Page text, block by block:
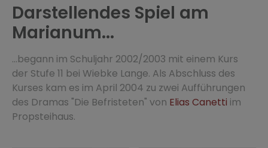
Darstellendes Spiel am
Marianum...
...begann im Schuljahr 2002/2003 mit einem Kurs
der Stufe 11 bei Wiebke Lange. Als Abschluss des
Kurses kam es im April 2004 zu zwei Aufführungen
des Dramas "Die Befristeten" von Elias Canetti im
Propsteihaus.